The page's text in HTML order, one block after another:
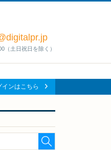
（土日祝日を除く）
インはこちら